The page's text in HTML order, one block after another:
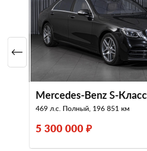
Mercedes-Benz S-Класс
469 л.с. Полный, 196 851 км
5 300 000 ₽